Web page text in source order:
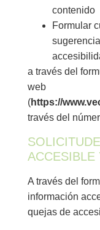
contenido
Formular
a través del
web
(https://
través del
ACCESIBLE
A través del
información
quejas de